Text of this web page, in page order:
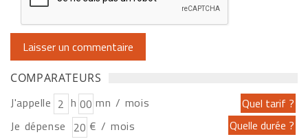
COMPARATEURS
J'appelle h
mn / mois
Je dépense
€ / mois